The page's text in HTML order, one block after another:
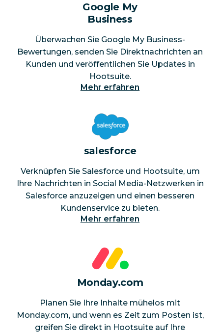
Google My
Business
Überwachen Sie Google My Business-
Bewertungen, senden Sie Direktnachrichten an
Kunden und veröffentlichen Sie Updates in
Hootsuite.
Mehr erfahren
salesforce
Verknüpfen Sie Salesforce und Hootsuite, um
Ihre Nachrichten in Social Media-Netzwerken in
Salesforce anzuzeigen und einen besseren
Kundenservice zu bieten.
Mehr erfahren
Monday.com
Planen Sie Ihre Inhalte mühelos mit
Monday.com, und wenn es Zeit zum Posten ist,
greifen Sie direkt in Hootsuite auf Ihre